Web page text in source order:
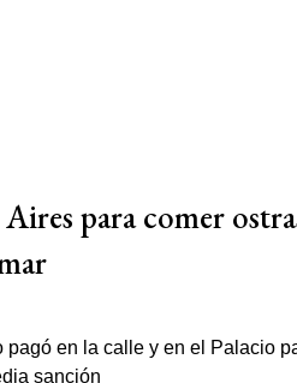
para comer